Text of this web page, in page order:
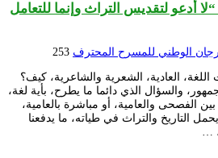
أدعو لتقديس التراث وإنما للتعامل
الوطني للمسرح المحترف 253
العادية، الشعرية والشاعرية، كيف؟
والسؤال الذي دائما ما يطرح، بأية لغة،
الفصحى والعامية، أو مباشرة بالعامية،
التاريخ والتراث في طياته، ما يدفعنا
…